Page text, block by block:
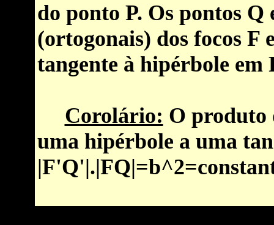
do ponto P. Os pontos Q
(ortogonais) dos focos F
tangente à hipérbole em
Corolário: O produto
uma hipérbole a uma